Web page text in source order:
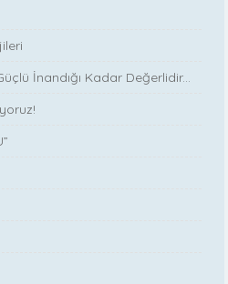
İnandığı Kadar Değerlidir...